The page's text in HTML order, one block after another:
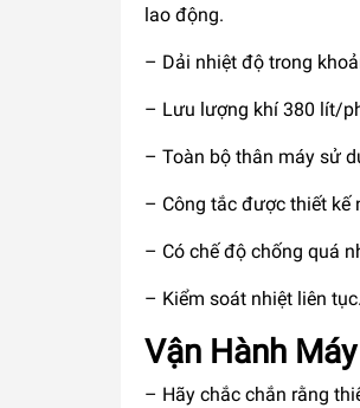
lao động.
– Dải nhiệt độ trong
– Lưu lượng khí 380 lít/
– Toàn bộ thân máy sử
– Công tắc được thiết kế
– Có chế độ chống quá
– Kiểm soát nhiệt liên tục.
Vận Hành
– Hãy chắc chắn rằng